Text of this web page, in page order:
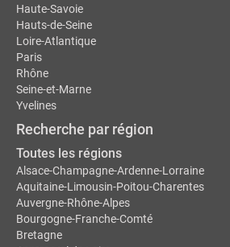
Haute-Savoie
Hauts-de-Seine
Loire-Atlantique
Paris
Rhône
Seine-et-Marne
Yvelines
Recherche par région
Toutes les régions
Alsace-Champagne-Ardenne-Lorraine
Aquitaine-Limousin-Poitou-Charentes
Auvergne-Rhône-Alpes
Bourgogne-Franche-Comté
Bretagne